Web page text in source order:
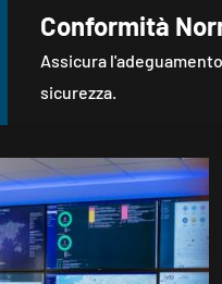
Conformità
Assicura
sicurezza.